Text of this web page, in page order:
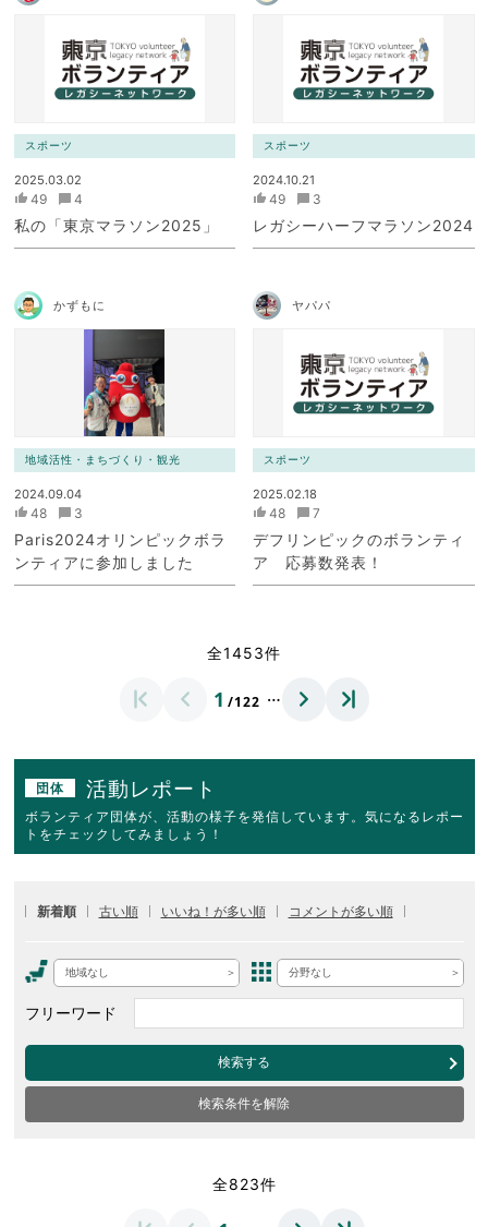
スポーツ
2025.03.02
49 4
私の「東京マラソン2025」
スポーツ
2024.10.21
49 3
レガシーハーフマラソン2024
かずもに
地域活性・まちづくり・観光
2024.09.04
48 3
Paris2024オリンピックボラ
ンティアに参加しました
ヤパパ
スポーツ
2025.02.18
48 7
デフリンピックのボランティ
ア 応募数発表！
全1453件
1 /122 …
団体 活動レポート
ボランティア団体が、活動の様子を発信しています。気になるレポー
トをチェックしてみましょう！
新着順 古い順 いいね！が多い順 コメントが多い順
地域なし 分野なし
フリーワード
検索する
検索条件を解除
全823件